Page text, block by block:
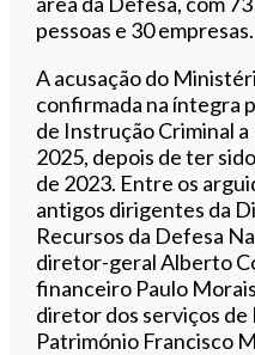
pessoas e 30 empresas.
A acusação do
confirmada na íntegra
de Instrução Criminal
2025, depois de ter
de 2023. Entre os
antigos dirigentes da
Recursos da Defesa
diretor-geral Alberto
financeiro Paulo
diretor dos serviços
Património Francisco